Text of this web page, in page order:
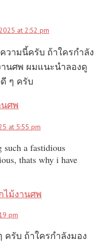
at 2:52 pm
ามนี้ครับ ถ้าใครกำลัง
นศพ ผมแนะนำลองดู
ๆ ครับ
ศพ
at 5:55 pm
such a fastidious
thats why i have
ไม้งานศพ
pm
รับ ถ้าใครกำลังมอง